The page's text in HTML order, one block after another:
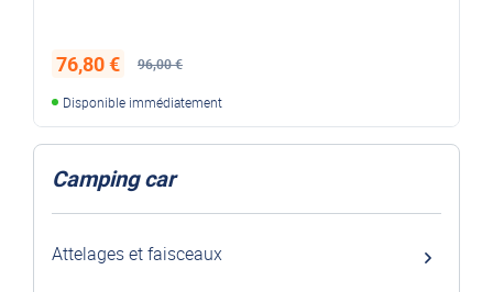
96,00 €
76,80 €
Disponible immédiatement
Camping car
Attelages et faisceaux